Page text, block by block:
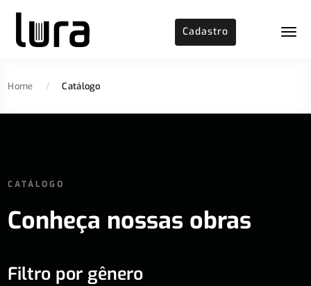
Cadastro
Home / Catálogo
CATÁLOGO
Conheça nossas obras
Filtro por gênero